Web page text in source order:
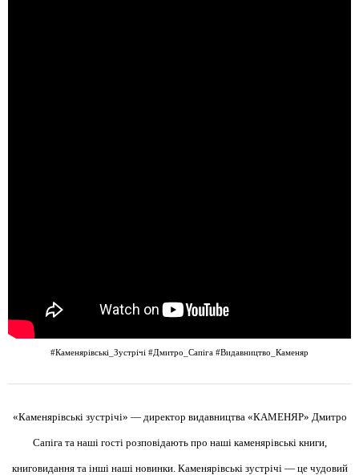
#Каменярівські_Зустрічі #Дмитро_Сапіга #Видавництво_Каменяр
«Каменярівські зустрічі» — директор видавництва «КАМЕНЯР» Дмитро
Сапіга та наші гості розповідають про наші каменярівські книги,
книговидання та інші наші новинки. Каменярівські зустрічі — це чудовий